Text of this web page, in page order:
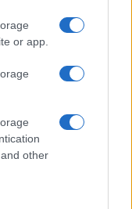
or app.
other